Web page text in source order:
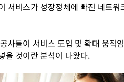
서비스가 성장정체에 빠진 네트
사들이 서비스 도입 및 확대 움직
을 것이란 분석이 나왔다.